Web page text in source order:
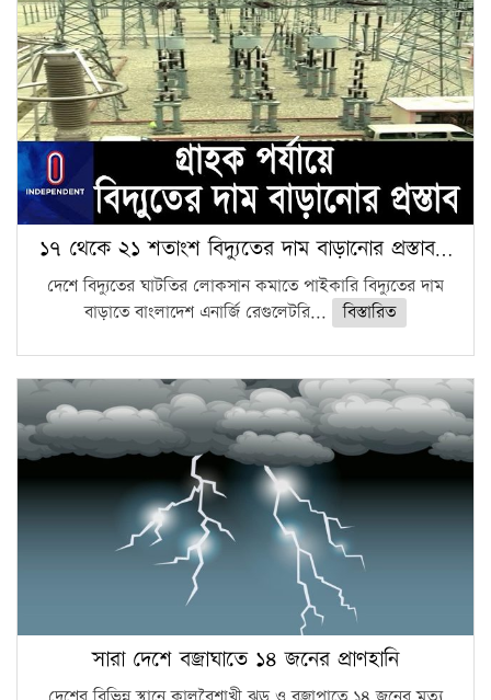
১৭ থেকে ২১ শতাংশ বিদ্যুতের দাম বাড়ানোর প্রস্তাব…
দেশে বিদ্যুতের ঘাটতির লোকসান কমাতে পাইকারি বিদ্যুতের দাম
বাড়াতে বাংলাদেশ এনার্জি রেগুলেটরি...
বিস্তারিত
সারা দেশে বজ্রাঘাতে ১৪ জনের প্রাণহানি